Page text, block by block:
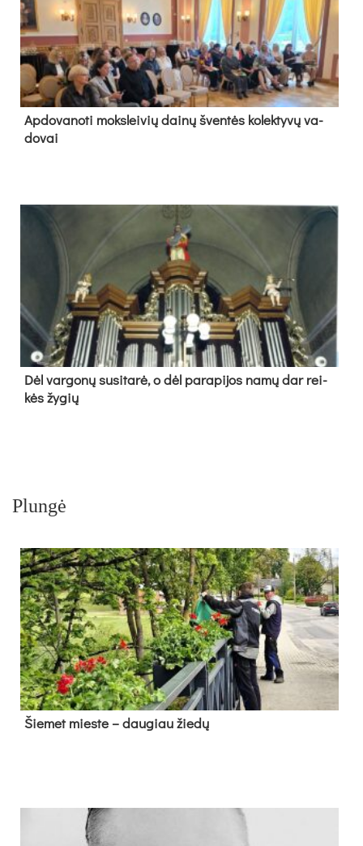
Ap­do­va­no­ti moks­lei­vių dai­nų šven­tės ko­lek­ty­vų va­
do­vai
Dėl var­go­nų su­si­ta­rė, o dėl pa­ra­pi­jos na­mų dar rei­
kės žy­gių
Plungė
Šie­met mies­te – dau­giau žie­dų